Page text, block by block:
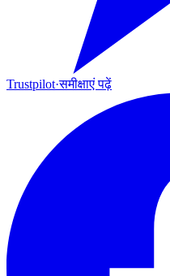
Trustpilot·समीक्षाएं पढ़ें